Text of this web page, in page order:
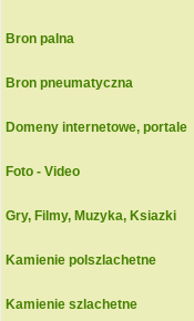
Bron palna
Bron pneumatyczna
Domeny internetowe, portale
Foto - Video
Gry, Filmy, Muzyka, Ksiazki
Kamienie polszlachetne
Kamienie szlachetne